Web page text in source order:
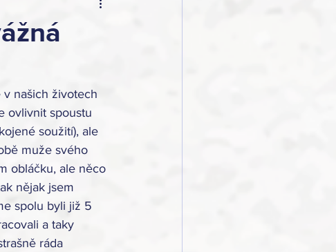
našich životech
ovlivnit spoustu
soužití), ale
muže svého
obláčku, ale něco
nějak jsem
spolu byli již 5
a taky
ráda